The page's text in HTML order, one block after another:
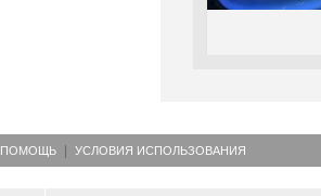
ПОМОЩЬ УСЛОВИЯ ИСПОЛЬЗОВАНИЯ